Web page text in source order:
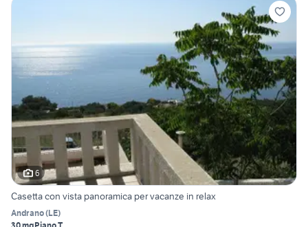
6
Casetta con vista panoramica per vacanze in relax
Andrano(LE)